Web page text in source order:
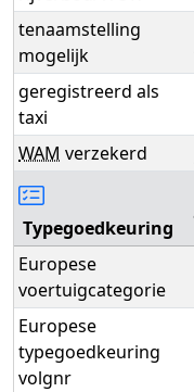
tenaamstelling
mogelijk
geregistreerd als
taxi
WAM verzekerd
Typegoedkeuring
Europese
voertuigcategorie
Europese
typegoedkeuring
volgnr